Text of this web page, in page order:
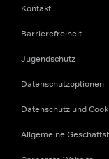
Kontakt
Barrierefreiheit
Jugendschutz
Datenschutzoptionen
Datenschutz und
Allgemeine